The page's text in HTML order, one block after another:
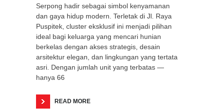
Serpong hadir sebagai simbol kenyamanan
dan gaya hidup modern. Terletak di Jl. Raya
Puspitek, cluster eksklusif ini menjadi pilihan
ideal bagi keluarga yang mencari hunian
berkelas dengan akses strategis, desain
arsitektur elegan, dan lingkungan yang tertata
asri. Dengan jumlah unit yang terbatas —
hanya 66
READ MORE